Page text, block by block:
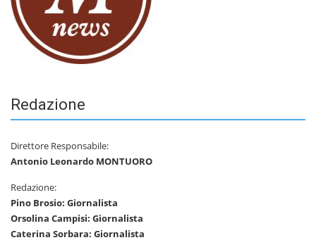
Redazione
Direttore Responsabile:
Antonio Leonardo MONTUORO
Redazione:
Pino Brosio: Giornalista
Orsolina Campisi: Giornalista
Caterina Sorbara: Giornalista